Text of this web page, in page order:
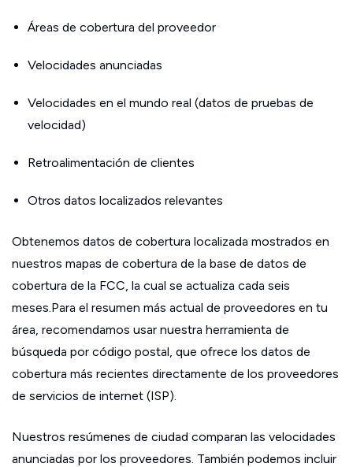
Áreas de cobertura del proveedor
Velocidades anunciadas
Velocidades en el mundo real (datos de pruebas de
velocidad)
Retroalimentación de clientes
Otros datos localizados relevantes
Obtenemos datos de cobertura localizada mostrados en
nuestros mapas de cobertura de la base de datos de
cobertura de la FCC, la cual se actualiza cada seis
meses.Para el resumen más actual de proveedores en tu
área, recomendamos usar nuestra herramienta de
búsqueda por código postal, que ofrece los datos de
cobertura más recientes directamente de los proveedores
de servicios de internet (ISP).
Nuestros resúmenes de ciudad comparan las velocidades
anunciadas por los proveedores. También podemos incluir